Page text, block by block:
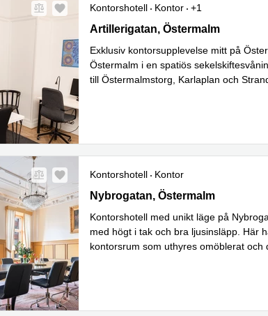
Kontorshotell Kontor
+1
Stockholm, Artillerigatan 6, Östermalm
Artillerigatan, Östermalm
Exklusiv kontorsupplevelse mitt på
Östermalm i en spatiös
till Östermalmstorg, Karlaplan och
Kontorshotell
Kontor
Nybrogatan 34, Östermalm
Nybrogatan, Östermalm
Kontorshotell med unikt läge på
med högt i tak och bra ljusinsläpp. Här
kontorsrum som uthyres omöblerat och